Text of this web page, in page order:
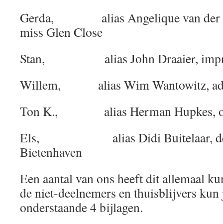
Gerda, alias Angelique van der
miss Glen Close
Stan, alias John Draaier,
Willem, alias Wim Wantowitz,
Ton K., alias Herman Hupkes,
Els, alias Didi Buitelaar, de
Bietenhaven
Een aantal van ons heeft dit allemaal
de niet-deelnemers en thuisblijvers kun
onderstaande 4 bijlagen.